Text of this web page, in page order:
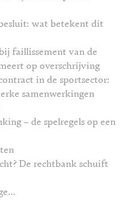
wat betekent dit
faillissement van de
op overschrijving
in de sportsector:
samenwerkingen
– de spelregels op een
De rechtbank schuift